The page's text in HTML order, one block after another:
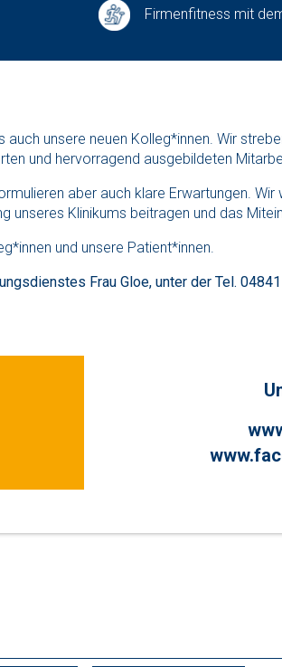
Firmenfitness mit
unsere neuen Kolleg*innen. Wir
und hervorragend ausgebildeten
aber auch klare Erwartungen.
unseres Klinikums beitragen und das
und unsere Patient*innen.
Frau Gloe, unter der Tel.